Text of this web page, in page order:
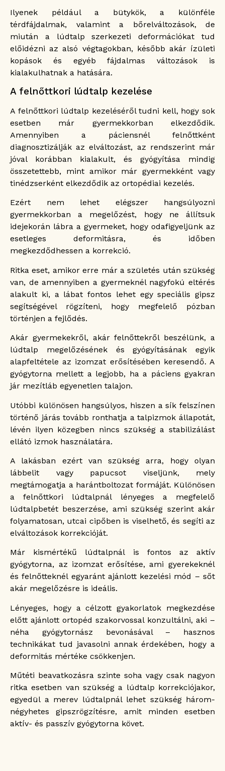
Ilyenek például a bütykök, a különféle
térdfájdalmak, valamint a bőrelváltozások, de
miután a lúdtalp szerkezeti deformációkat tud
előidézni az alsó végtagokban, később akár ízületi
kopások és egyéb fájdalmas változások is
kialakulhatnak a hatására.
A felnőttkori lúdtalp kezelése
A felnőttkori lúdtalp kezeléséről tudni kell, hogy sok
esetben már gyermekkorban elkezdődik.
Amennyiben a páciensnél felnőttként
diagnosztizálják az elváltozást, az rendszerint már
jóval korábban kialakult, és gyógyítása mindig
összetettebb, mint amikor már gyermekként vagy
tinédzserként elkezdődik az ortopédiai kezelés.
Ezért nem lehet elégszer hangsúlyozni
gyermekkorban a megelőzést, hogy ne állítsuk
idejekorán lábra a gyermeket, hogy odafigyeljünk az
esetleges deformitásra, és időben
megkezdődhessen a korrekció.
Ritka eset, amikor erre már a születés után szükség
van, de amennyiben a gyermeknél nagyfokú eltérés
alakult ki, a lábat fontos lehet egy speciális gipsz
segítségével rögzíteni, hogy megfelelő pózban
történjen a fejlődés.
Akár gyermekekről, akár felnőttekről beszélünk, a
lúdtalp megelőzésének és gyógyításának egyik
alapfeltétele az izomzat erősítésében keresendő. A
gyógytorna mellett a legjobb, ha a páciens gyakran
jár mezítláb egyenetlen talajon.
Utóbbi különösen hangsúlyos, hiszen a sík felszínen
történő járás tovább ronthatja a talpizmok állapotát,
lévén ilyen közegben nincs szükség a stabilizálást
ellátó izmok használatára.
A lakásban ezért van szükség arra, hogy olyan
lábbelit vagy papucsot viseljünk, mely
megtámogatja a harántboltozat formáját. Különösen
a felnőttkori lúdtalpnál lényeges a megfelelő
lúdtalpbetét beszerzése, ami szükség szerint akár
folyamatosan, utcai cipőben is viselhető, és segíti az
elváltozások korrekcióját.
Már kismértékű lúdtalpnál is fontos az aktív
gyógytorna, az izomzat erősítése, ami gyerekeknél
és felnőtteknél egyaránt ajánlott kezelési mód – sőt
akár megelőzésre is ideális.
Lényeges, hogy a célzott gyakorlatok megkezdése
előtt ajánlott ortopéd szakorvossal konzultálni, aki –
néha gyógytornász bevonásával – hasznos
technikákat tud javasolni annak érdekében, hogy a
deformitás mértéke csökkenjen.
Műtéti beavatkozásra szinte soha vagy csak nagyon
ritka esetben van szükség a lúdtalp korrekciójakor,
egyedül a merev lúdtalpnál lehet szükség három-
négyhetes gipszrögzítésre, amit minden esetben
aktív- és passzív gyógytorna követ.